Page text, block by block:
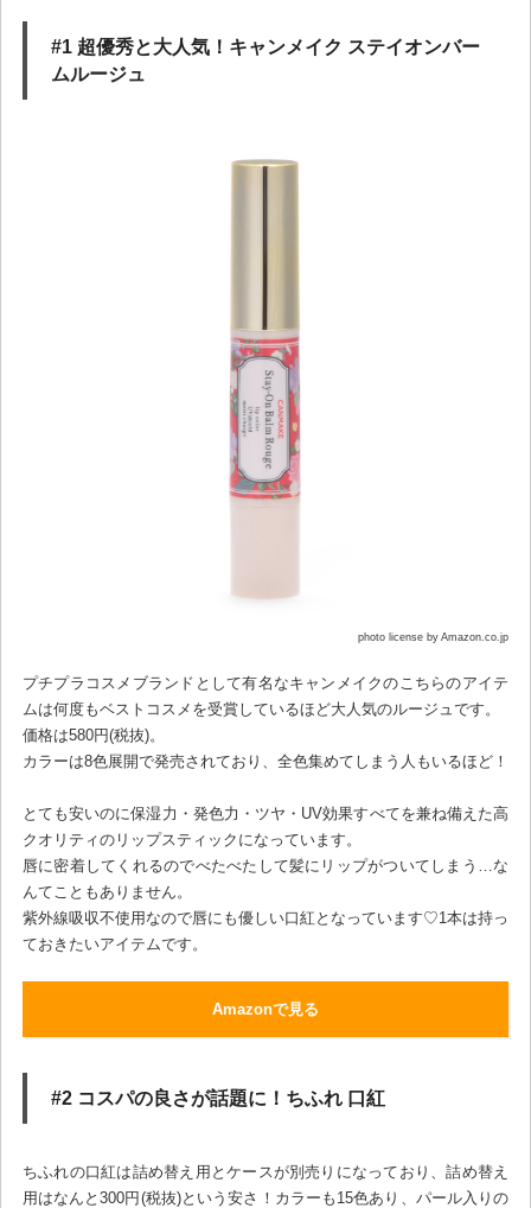
#1 超優秀と大人気！キャンメイク ステイオンバー
ムルージュ
photo license by Amazon.co.jp
プチプラコスメブランドとして有名なキャンメイクのこちらのアイテ
ムは何度もベストコスメを受賞しているほど大人気のルージュです。
価格は580円(税抜)。
カラーは8色展開で発売されており、全色集めてしまう人もいるほど！
とても安いのに保湿力・発色力・ツヤ・UV効果すべてを兼ね備えた高
クオリティのリップスティックになっています。
唇に密着してくれるのでべたべたして髪にリップがついてしまう…な
んてこともありません。
紫外線吸収不使用なので唇にも優しい口紅となっています♡1本は持っ
ておきたいアイテムです。
Amazonで見る
#2 コスパの良さが話題に！ちふれ 口紅
ちふれの口紅は詰め替え用とケースが別売りになっており、詰め替え
用はなんと300円(税抜)という安さ！カラーも15色あり、パール入りの